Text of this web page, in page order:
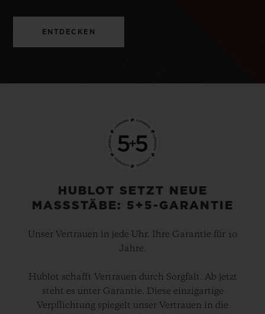
ENTDECKEN
HUBLOT SETZT NEUE
MASSSTÄBE: 5+5-GARANTIE
Unser Vertrauen in jede Uhr. Ihre Garantie für 10
Jahre.
Hublot schafft Vertrauen durch Sorgfalt. Ab jetzt
steht es unter Garantie. Diese einzigartige
Verpflichtung spiegelt unser Vertrauen in die